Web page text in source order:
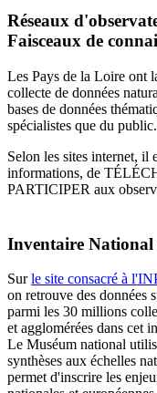
Réseaux
Faisceaux de
Les Pays de la Loire ont
collecte de données
bases de données
spécialistes que du public.
Selon les sites internet,
informations, de
PARTICIPER aux
Inventaire
Surle site consacré à
on retrouve des données
parmi les 30 millions
et agglomérées dans cet
Le Muséum national
synthèses aux échelles
permet d'inscrire les